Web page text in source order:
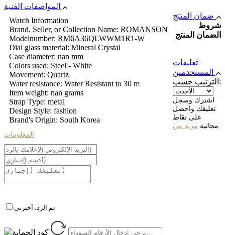
Watch Information
Brand, Seller, or Collection Name: ROMANSON
Modelnumber: RM6A36QLWWM1R1-W
Dial glass material: Mineral Crystal
Case diameter: nan mm
Colors used: Steel - White
Movement: Quartz
Water resistance: Water Resistant to 30 m
Item weight: nan grams
Strap Type: metal
Design Style: fashion
Brand's Origin: South Korea
شروط
الضمان المنتج
تعليقات
الترتيب حسب:
اشترك وسجل
تعليقك واحصل
على نقاط
مجانية مزيد من
المعلومات
تم الرد، أخبرني